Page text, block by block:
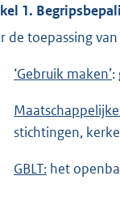
1.
de toepassing
‘Gebruik maken’:
stichtingen,
GBLT: het